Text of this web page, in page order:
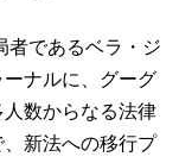
者であるベラ・ジ
ナルに、グーグ
数からなる法律
新法への移行プ